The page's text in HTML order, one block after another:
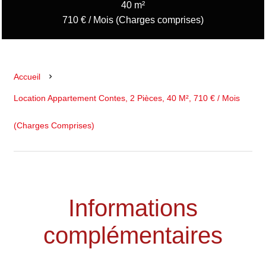
40 m²
710 € / Mois (Charges comprises)
Accueil
Location Appartement Contes, 2 Pièces, 40 M², 710 € / Mois
(Charges Comprises)
Informations
complémentaires